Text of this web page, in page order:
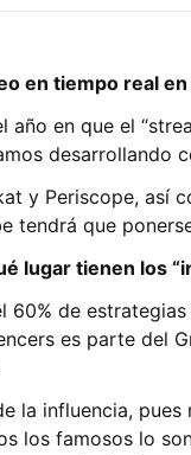
en tiempo real
año en que el
desarrollando
y Periscope, así
tendrá que
lugar tienen los
60% de
es parte del
la influencia,
los famosos lo